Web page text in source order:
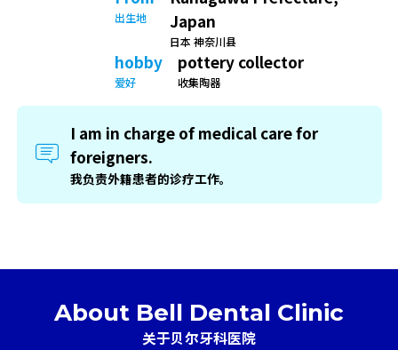
出生地
Japan
日本 神奈川县
hobby
爱好
pottery collector
收集陶器
I am in charge of medical care for
foreigners.
我负责外籍患者的诊疗工作。
About Bell Dental Clinic
关于贝尔牙科医院